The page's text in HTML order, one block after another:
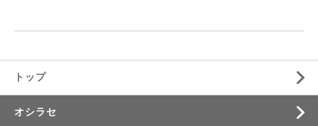
トップ
オシラセ